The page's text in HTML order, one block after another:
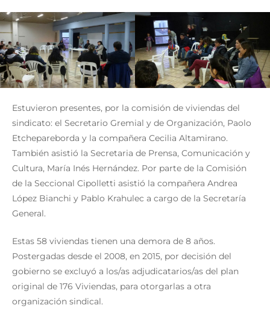
Estuvieron presentes, por la comisión de viviendas del
sindicato: el Secretario Gremial y de Organización, Paolo
Etchepareborda y la compañera Cecilia Altamirano.
También asistió la Secretaria de Prensa, Comunicación y
Cultura, María Inés Hernández. Por parte de la Comisión
de la Seccional Cipolletti asistió la compañera Andrea
López Bianchi y Pablo Krahulec a cargo de la Secretaría
General.
Estas 58 viviendas tienen una demora de 8 años.
Postergadas desde el 2008, en 2015, por decisión del
gobierno se excluyó a los/as adjudicatarios/as del plan
original de 176 Viviendas, para otorgarlas a otra
organización sindical.